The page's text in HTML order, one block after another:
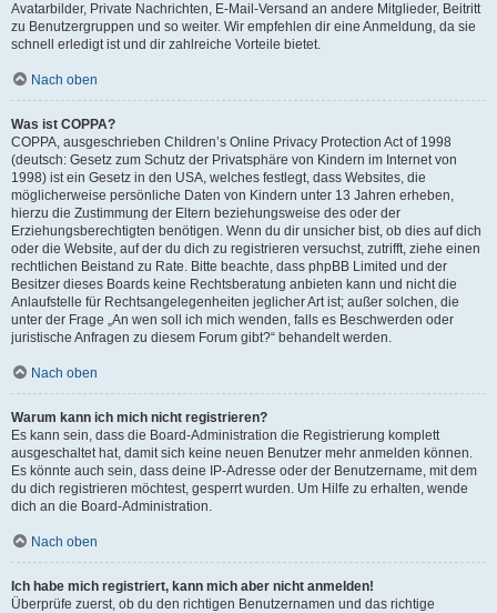
Avatarbilder, Private Nachrichten, E-Mail-Versand an andere Mitglieder, Beitritt
zu Benutzergruppen und so weiter. Wir empfehlen dir eine Anmeldung, da sie
schnell erledigt ist und dir zahlreiche Vorteile bietet.
Nach oben
Was ist COPPA?
COPPA, ausgeschrieben Children’s Online Privacy Protection Act of 1998
(deutsch: Gesetz zum Schutz der Privatsphäre von Kindern im Internet von
1998) ist ein Gesetz in den USA, welches festlegt, dass Websites, die
möglicherweise persönliche Daten von Kindern unter 13 Jahren erheben,
hierzu die Zustimmung der Eltern beziehungsweise des oder der
Erziehungsberechtigten benötigen. Wenn du dir unsicher bist, ob dies auf dich
oder die Website, auf der du dich zu registrieren versuchst, zutrifft, ziehe einen
rechtlichen Beistand zu Rate. Bitte beachte, dass phpBB Limited und der
Besitzer dieses Boards keine Rechtsberatung anbieten kann und nicht die
Anlaufstelle für Rechtsangelegenheiten jeglicher Art ist; außer solchen, die
unter der Frage „An wen soll ich mich wenden, falls es Beschwerden oder
juristische Anfragen zu diesem Forum gibt?“ behandelt werden.
Nach oben
Warum kann ich mich nicht registrieren?
Es kann sein, dass die Board-Administration die Registrierung komplett
ausgeschaltet hat, damit sich keine neuen Benutzer mehr anmelden können.
Es könnte auch sein, dass deine IP-Adresse oder der Benutzername, mit dem
du dich registrieren möchtest, gesperrt wurden. Um Hilfe zu erhalten, wende
dich an die Board-Administration.
Nach oben
Ich habe mich registriert, kann mich aber nicht anmelden!
Überprüfe zuerst, ob du den richtigen Benutzernamen und das richtige